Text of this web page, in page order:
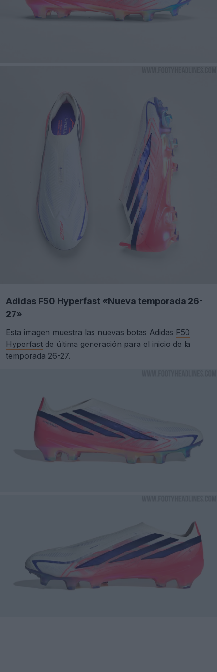
Adidas F50 Hyperfast «Nueva temporada 26-
27»
Esta imagen muestra las nuevas botas Adidas F50
Hyperfast de última generación para el inicio de la
temporada 26-27.